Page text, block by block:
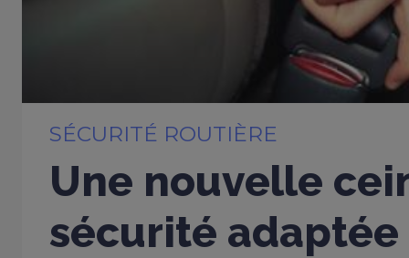
SÉCURITÉ ROUTIÈRE
Une nouvelle
sécurité adaptée